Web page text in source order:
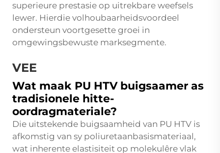
superieure prestasie op uitrekbare weefsels
lewer. Hierdie volhoubaarheidsvoordeel
ondersteun voortgesette groei in
omgewingsbewuste marksegmente.
VEE
Wat maak PU HTV buigsaamer as
tradisionele hitte-
oordragmateriale?
Die uitstekende buigsaamheid van PU HTV is
afkomstig van sy poliuretaanbasismateriaal,
wat inherente elastisiteit op molekulêre vlak